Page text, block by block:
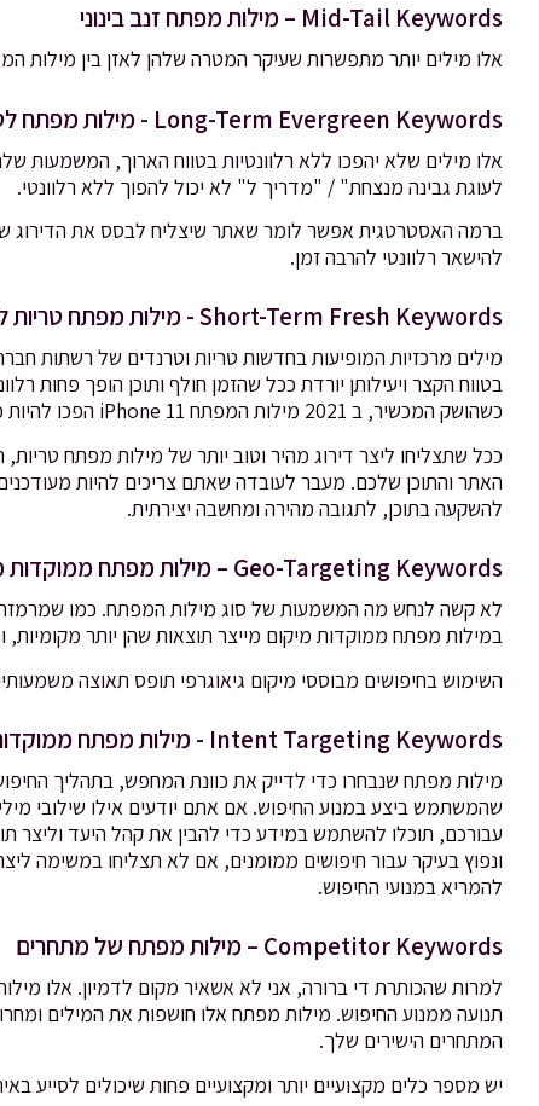
Mid-Tail Keywords – מילות מפתח זנב בינוני
אלו מילים יותר מתפשרות שעיקר המטרה שלהן לאזן בין מילות
Long-Term Evergreen Keywords - מילות מפתח לטווח ארוך
אלו מילים שלא יהפכו ללא רלוונטיות בטווח הארוך, המשמעות
לעוגת גבינה מנצחת" / "מדריך ל" לא יכול להפוך ללא רלוונטי.
ברמה האסטרטגית אפשר לומר שאתר שיצליח לבסס את הדירוג
להישאר רלוונטי להרבה זמן.
Short-Term Fresh Keywords - מילות מפתח טריות לטווח קצר
מילים מרכזיות המופיעות בחדשות טריות וטרנדים של רשתות
כשהושק המכשיר, ב 2021 מילות המפתח iPhone 11 הפכו להיות פחות רלוונטיות ואיתם נפח כמות החיפושים של מילות המפתח.
ככל שתצליחו ליצר דירוג מהיר וטוב יותר של מילות מפתח
להשקעה בתוכן, לתגובה מהירה ומחשבה יצירתית.
Geo-Targeting Keywords – מילות מפתח ממוקדות מיקום
לא קשה לנחש מה המשמעות של סוג מילות המפתח. כמו
במילות מפתח ממוקדות מיקום מייצר תוצאות שהן יותר
השימוש בחיפושים מבוססי מיקום גיאוגרפי תופס תאוצה
Intent Targeting Keywords - מילות מפתח ממוקדות כוונה
מילות מפתח שנבחרו כדי לדייק את כוונת המחפש, בתהליך
שהמשתמש ביצע במנוע החיפוש. אם אתם יודעים אילו שילובי
עבורכם, תוכלו להשתמש במידע כדי להבין את קהל היעד וליצר
ונפוץ בעיקר עבור חיפושים ממומנים, אם לא תצליחו במשימה
להמריא במנועי החיפוש.
Competitor Keywords – מילות מפתח של מתחרים
למרות שהכותרת די ברורה, אני לא אשאיר מקום לדמיון. אלו
תנועה ממנוע החיפוש. מילות מפתח אלו חושפות את המילים
המתחרים הישירים שלך.
יש מספר כלים מקצועיים יותר ומקצועיים פחות שיכולים לסייע